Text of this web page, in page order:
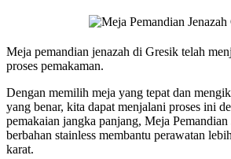
Meja pemandian jenazah di Gresik telah
proses pemakaman.
Dengan memilih meja yang tepat dan
yang benar, kita dapat menjalani proses ini
pemakaian jangka panjang, Meja Pemandian
berbahan stainless membantu perawatan
karat.